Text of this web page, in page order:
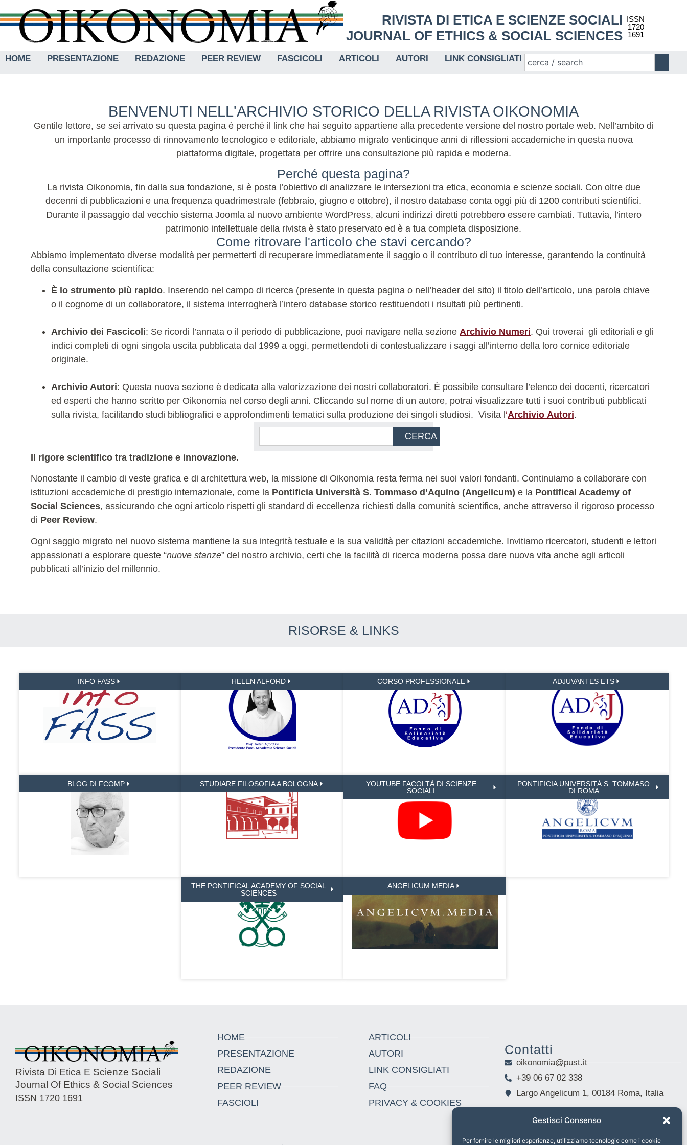
Gestisci Consenso
Per fornire le migliori esperienze, utilizziamo tecnologie come i cookie
RIVISTA DI ETICA E SCIENZE SOCIALI
JOURNAL OF ETHICS & SOCIAL SCIENCES
ISSN
1720
1691
HOME PRESENTAZIONE REDAZIONE PEER REVIEW FASCICOLI ARTICOLI AUTORI LINK CONSIGLIATI
BENVENUTI NELL'ARCHIVIO STORICO DELLA RIVISTA OIKONOMIA
Gentile lettore, se sei arrivato su questa pagina è perché il link che hai seguito appartiene alla precedente versione del nostro portale web. Nell’ambito di
un importante processo di rinnovamento tecnologico e editoriale, abbiamo migrato venticinque anni di riflessioni accademiche in questa nuova
piattaforma digitale, progettata per offrire una consultazione più rapida e moderna.
Perché questa pagina?
La rivista Oikonomia, fin dalla sua fondazione, si è posta l’obiettivo di analizzare le intersezioni tra etica, economia e scienze sociali. Con oltre due
decenni di pubblicazioni e una frequenza quadrimestrale (febbraio, giugno e ottobre), il nostro database conta oggi più di 1200 contributi scientifici.
Durante il passaggio dal vecchio sistema Joomla al nuovo ambiente WordPress, alcuni indirizzi diretti potrebbero essere cambiati. Tuttavia, l’intero
patrimonio intellettuale della rivista è stato preservato ed è a tua completa disposizione.
Come ritrovare l'articolo che stavi cercando?
Abbiamo implementato diverse modalità per permetterti di recuperare immediatamente il saggio o il contributo di tuo interesse, garantendo la continuità
della consultazione scientifica:
È lo strumento più rapido. Inserendo nel campo di ricerca (presente in questa pagina o nell’header del sito) il titolo dell’articolo, una parola chiave
o il cognome di un collaboratore, il sistema interrogherà l’intero database storico restituendoti i risultati più pertinenti.
Archivio dei Fascicoli: Se ricordi l’annata o il periodo di pubblicazione, puoi navigare nella sezione Archivio Numeri. Qui troverai gli editoriali e gli
indici completi di ogni singola uscita pubblicata dal 1999 a oggi, permettendoti di contestualizzare i saggi all’interno della loro cornice editoriale
originale.
Archivio Autori: Questa nuova sezione è dedicata alla valorizzazione dei nostri collaboratori. È possibile consultare l’elenco dei docenti, ricercatori
ed esperti che hanno scritto per Oikonomia nel corso degli anni. Cliccando sul nome di un autore, potrai visualizzare tutti i suoi contributi pubblicati
sulla rivista, facilitando studi bibliografici e approfondimenti tematici sulla produzione dei singoli studiosi. Visita l‘Archivio Autori.
CERCA
Il rigore scientifico tra tradizione e innovazione.
Nonostante il cambio di veste grafica e di architettura web, la missione di Oikonomia resta ferma nei suoi valori fondanti. Continuiamo a collaborare con
istituzioni accademiche di prestigio internazionale, come la Pontificia Università S. Tommaso d’Aquino (Angelicum) e la Pontifical Academy of
Social Sciences, assicurando che ogni articolo rispetti gli standard di eccellenza richiesti dalla comunità scientifica, anche attraverso il rigoroso processo
di Peer Review.
Ogni saggio migrato nel nuovo sistema mantiene la sua integrità testuale e la sua validità per citazioni accademiche. Invitiamo ricercatori, studenti e lettori
appassionati a esplorare queste “nuove stanze” del nostro archivio, certi che la facilità di ricerca moderna possa dare nuova vita anche agli articoli
pubblicati all’inizio del millennio.
RISORSE & LINKS
INFO FASS HELEN ALFORD CORSO PROFESSIONALE ADJUVANTES ETS
BLOG DI FCOMP STUDIARE FILOSOFIA A BOLOGNA
YOUTUBE FACOLTÀ DI SCIENZE
SOCIALI
PONTIFICIA UNIVERSITÀ S. TOMMASO
DI ROMA
THE PONTIFICAL ACADEMY OF SOCIAL
SCIENCES
ANGELICUM MEDIA
Rivista Di Etica E Scienze Sociali
Journal Of Ethics & Social Sciences
ISSN 1720 1691
HOME
PRESENTAZIONE
REDAZIONE
PEER REVIEW
FASCIOLI
ARTICOLI
AUTORI
LINK CONSIGLIATI
FAQ
PRIVACY & COOKIES
Contatti
oikonomia@pust.it
+39 06 67 02 338
Largo Angelicum 1, 00184 Roma, Italia